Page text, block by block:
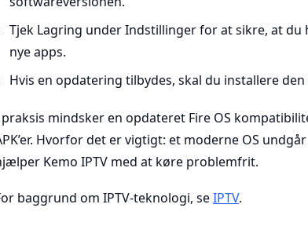
Tjek Lagring under Indstillinger for at sikre, at
nye apps.
Hvis en opdatering tilbydes, skal du installere
mindsker en opdateret Fire OS
Hvorfor det er vigtigt: et moderne OS
Kemo IPTV med at køre problemfrit.
baggrund om IPTV-teknologi, seIPTV.